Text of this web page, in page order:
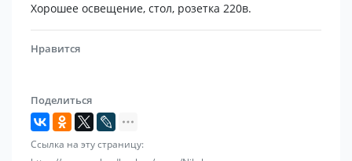
Хорошее освещение, стол, розетка 220в.
Нравится
Поделиться
Ссылка на эту страницу: